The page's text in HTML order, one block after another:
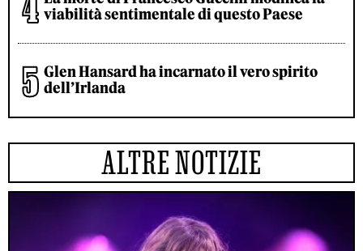
viabilità sentimentale di questo Paese
Glen Hansard ha incarnato il vero spirito
dell’Irlanda
ALTRE NOTIZIE